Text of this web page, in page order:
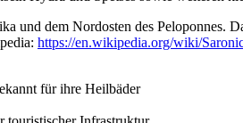
und dem Nordosten des
https://en.wikipedia.org/wiki/
für ihre Heilbäder